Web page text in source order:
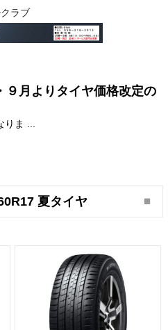
ラブ
９月よりタイヤ価格改定の
りま ...
夏タイヤ